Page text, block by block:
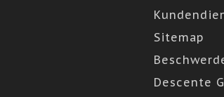
Sitemap
Descente